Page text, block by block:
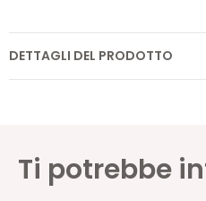
DETTAGLI DEL PRODOTTO
Ti potrebbe